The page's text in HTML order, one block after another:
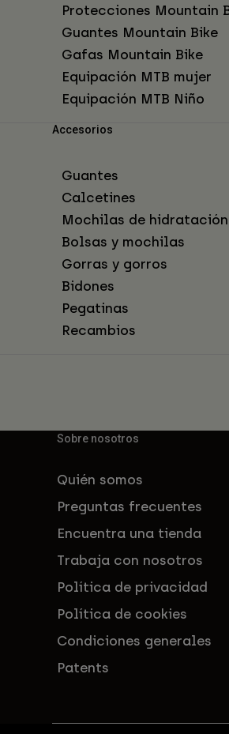
Protecciones Mountain
Guantes Mountain Bike
Gafas Mountain Bike
Equipación MTB mujer
Equipación MTB Niño
Accesorios
Guantes
Calcetines
Mochilas de hidratación
Bolsas y mochilas
Gorras y gorros
Bidones
Pegatinas
Recambios
Sobre nosotros
Quién somos
Preguntas frecuentes
Encuentra una tienda
Trabaja con nosotros
Política de privacidad
Política de cookies
Condiciones generales
Patents